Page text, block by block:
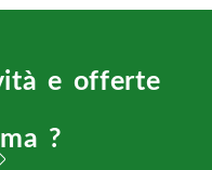
e offerte
?